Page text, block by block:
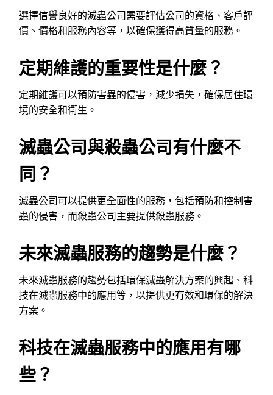
選擇信譽良好的滅蟲公司需要評估公司的資格、客戶評
價、價格和服務內容等，以確保獲得高質量的服務。
定期維護的重要性是什麼？
定期維護可以預防害蟲的侵害，減少損失，確保居住環
境的安全和衛生。
滅蟲公司與殺蟲公司有什麼不
同？
滅蟲公司可以提供更全面性的服務，包括預防和控制害
蟲的侵害，而殺蟲公司主要提供殺蟲服務。
未來滅蟲服務的趨勢是什麼？
未來滅蟲服務的趨勢包括環保滅蟲解決方案的興起、科
技在滅蟲服務中的應用等，以提供更有效和環保的解決
方案。
科技在滅蟲服務中的應用有哪
些？